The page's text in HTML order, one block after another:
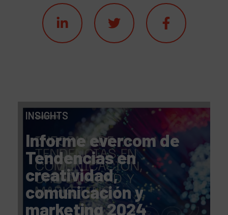
INSIGHTS
Informe evercom de
Tendencias en
creatividad,
comunicación y
marketing 2024